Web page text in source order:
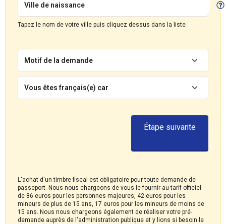
Ville de naissance
Tapez le nom de votre ville puis cliquez dessus dans la liste
Motif de la demande
Vous êtes français(e) car
L'achat d'un timbre fiscal est obligatoire pour toute demande de
passeport. Nous nous chargeons de vous le fournir au tarif officiel
de 86 euros pour les personnes majeures, 42 euros pour les
mineurs de plus de 15 ans, 17 euros pour les mineurs de moins de
15 ans. Nous nous chargeons également de réaliser votre pré-
demande auprès de l'administration publique et y lions si besoin le